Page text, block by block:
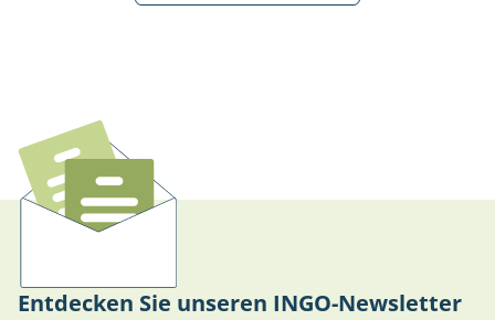
Entdecken Sie unseren INGO-Newsletter